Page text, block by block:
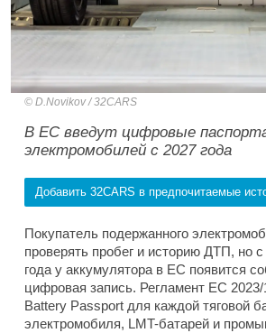
D.Novikov / 32CARS
В ЕС введут цифровые
электромобилей с 2027 года
Добавить 32CARS в предпочитаемые
Покупатель подержанного
проверять пробег и историю ДТП, но
года у аккумулятора в ЕС появится
цифровая запись. Регламент ЕС 2023/
Battery Passport для каждой тяговой
электромобиля, LMT-батарей и